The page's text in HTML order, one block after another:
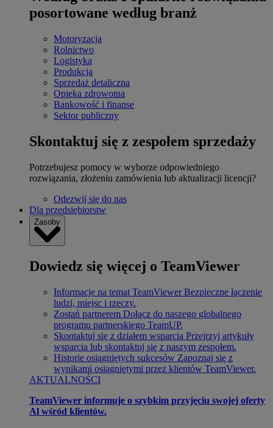
posortowane według branż
Motoryzacja
Rolnictwo
Logistyka
Produkcja
Sprzedaż detaliczna
Opieka zdrowotna
Bankowość i finanse
Sektor publiczny
Skontaktuj się z zespołem sprzedaży
Potrzebujesz pomocy w wyborze odpowiedniego
rozwiązania, złożeniu zamówienia lub aktualizacji licencji?
Odezwij się do nas
Dla przedsiębiorstw
Zasoby
Dowiedz się więcej o TeamViewer
Informacje na temat TeamViewer Bezpieczne łączenie
ludzi, miejsc i rzeczy.
Zostań partnerem Dołącz do naszego globalnego
programu partnerskiego TeamUP.
Skontaktuj się z działem wsparcia Przejrzyj artykuły
wsparcia lub skontaktuj się z naszym zespołem.
Historie osiągniętych sukcesów Zapoznaj się z
wynikami osiągniętymi przez klientów TeamViewer.
AKTUALNOŚCI
TeamViewer informuje o szybkim przyjęciu swojej oferty
Al wśród klientów.